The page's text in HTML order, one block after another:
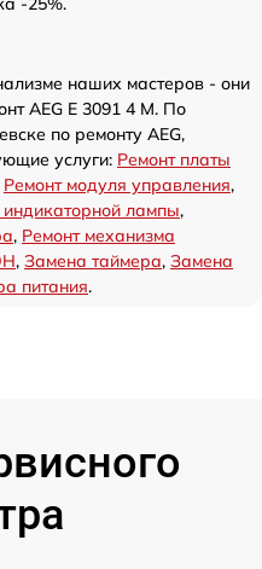
наших мастеров - они
AEG E 3091 4 M. По
по ремонту AEG,
услуги: Ремонт платы
Ремонт модуля управления,
лампы,
, Ремонт механизма
, Замена таймера, Замена
питания.